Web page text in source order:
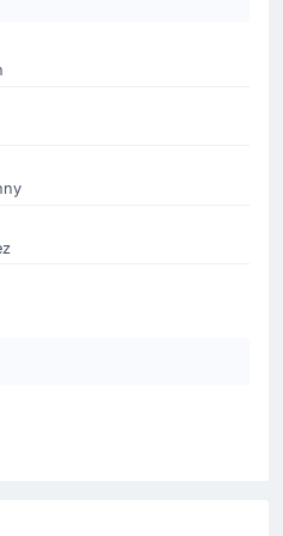
a segunda substituição no